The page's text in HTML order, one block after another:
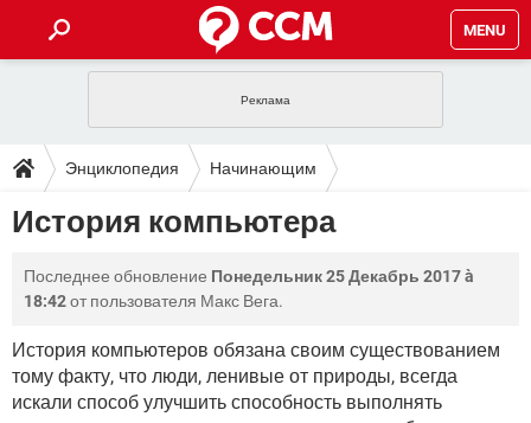
MENU
INSTAGRAM FACEBOOK
ИГРЫ WINDOWS 10
GOOGLE
ПОЛЕЗНЫЕ СОВЕТЫ
TIKTOK TELEGRAM
WHATSAPP INSTAGRAM
FACEBOOK ИГРЫ
ВИДЕО GOOGLE
YANDEX
ЗАГРУЗКИ
WHATSAPP
WINDOWS 10 ВКОНТАКТЕ
ФОРУМ
WHATSAPP INSTAGRAM
FACEBOOK ИГРЫ
TIKTOK TELEGRAM
Энциклопедия Начинающим
История компьютера
История компьютера
Последнее обновление Понедельник 25 Декабрь 2017 à
18:42от пользователя Макс Вега.
История компьютеров обязана своим существованием
тому факту, что люди, ленивые от природы, всегда
искали способ улучшить способность выполнять